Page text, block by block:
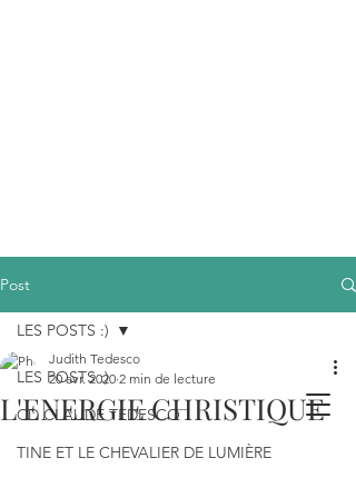
Post
LES POSTS :)
CD CLAUDE TEDESCO
TINE ET LE CHEVALIER DE LUMIÈRE
LES POSTS :)
L'ENERGIE CHRISTIQUE
Judith Tedesco
20 avr. 2020 2 min de lecture